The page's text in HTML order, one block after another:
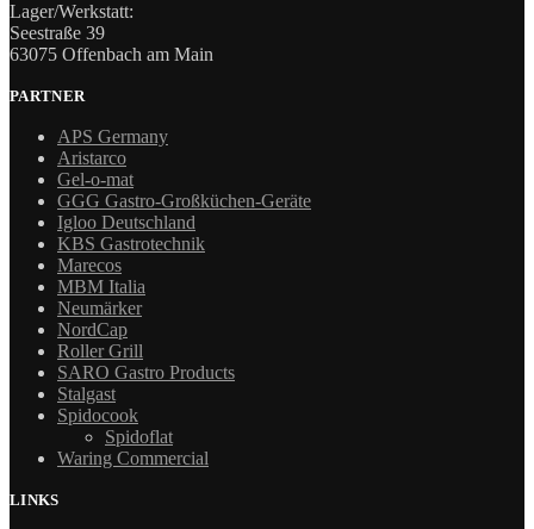
Lager/Werkstatt:
Seestraße 39
63075 Offenbach am Main
PARTNER
APS Germany
Aristarco
Gel-o-mat
GGG Gastro-Großküchen-Geräte
Igloo Deutschland
KBS Gastrotechnik
Marecos
MBM Italia
Neumärker
NordCap
Roller Grill
SARO Gastro Products
Stalgast
Spidocook
Spidoflat
Waring Commercial
LINKS